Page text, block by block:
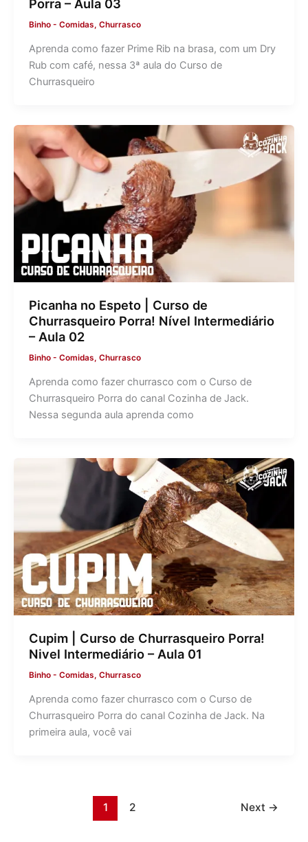
Porra – Aula 03
Binho - Comidas, Churrasco
Aprenda como fazer Prime Rib na brasa, com um Dry
Rub com café, nessa 3ª aula do Curso de
Churrasqueiro
Picanha no Espeto | Curso de
Churrasqueiro Porra! Nível Intermediário
– Aula 02
Binho - Comidas, Churrasco
Aprenda como fazer churrasco com o Curso de
Churrasqueiro Porra do canal Cozinha de Jack.
Nessa segunda aula aprenda como
Cupim | Curso de Churrasqueiro Porra!
Nivel Intermediário – Aula 01
Binho - Comidas, Churrasco
Aprenda como fazer churrasco com o Curso de
Churrasqueiro Porra do canal Cozinha de Jack. Na
primeira aula, você vai
1 2 Next →